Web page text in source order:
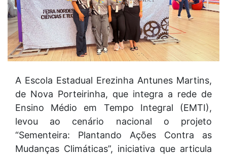
A Escola Estadual Erezinha Antunes Martins,
de Nova Porteirinha, que integra a rede de
Ensino Médio em Tempo Integral (EMTI),
levou ao cenário nacional o projeto
“Sementeira: Plantando Ações Contra as
Mudanças Climáticas”, iniciativa que articula